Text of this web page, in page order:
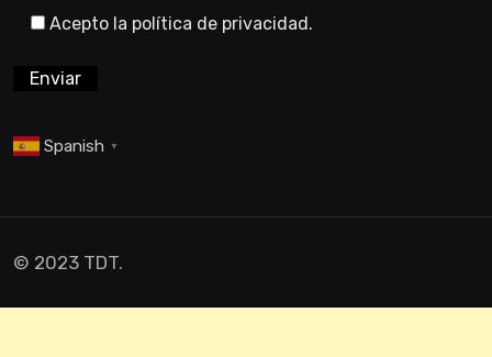
Acepto la política de privacidad.
Spanish ▼
© 2023 TDT.